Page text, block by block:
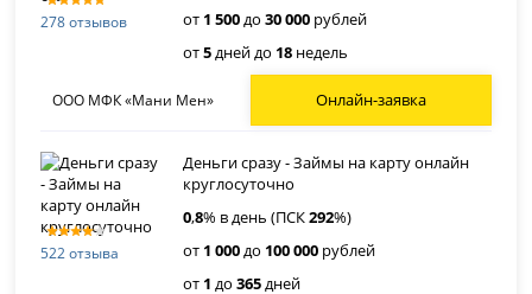
278 отзывов
от 1 500до30 000 рублей
от5дней до 18 недель
ООО МФК «Мани Мен» Онлайн-заявка
522 отзыва
Деньги сразу - Займы на карту онлайн
круглосуточно
0,8% в день (ПСК292%)
от 1 000до 100 000 рублей
от 1 до365дней